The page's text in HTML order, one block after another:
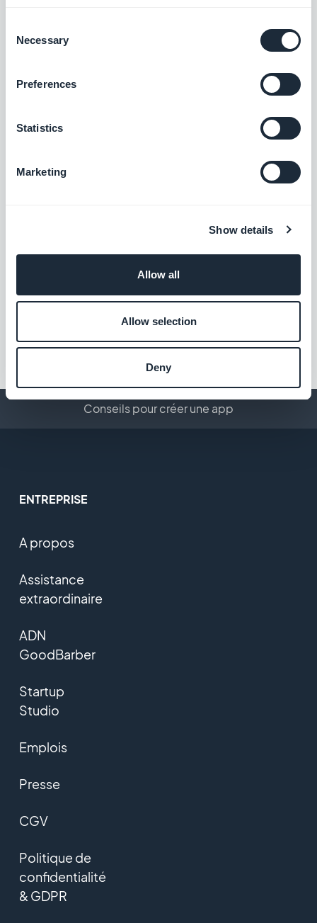
Selection
Necessary
Preferences
Statistics
Marketing
Show details
Allow all
Allow selection
Deny
Conseils pour créer une app
ENTREPRISE
A propos
Assistance
extraordinaire
ADN
GoodBarber
Startup
Studio
Emplois
Presse
CGV
Politique de
confidentialité
& GDPR